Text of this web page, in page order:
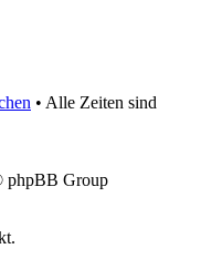
• Alle Zeiten sind
phpBB Group